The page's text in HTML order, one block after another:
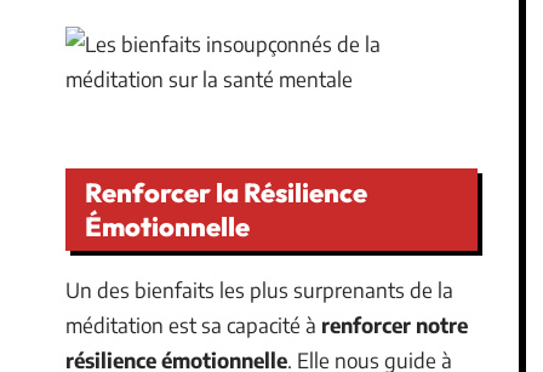
Renforcer la Résilience
Émotionnelle
Un des bienfaits les plus surprenants de la
méditation est sa capacité à renforcer notre
résilience émotionnelle. Elle nous guide à